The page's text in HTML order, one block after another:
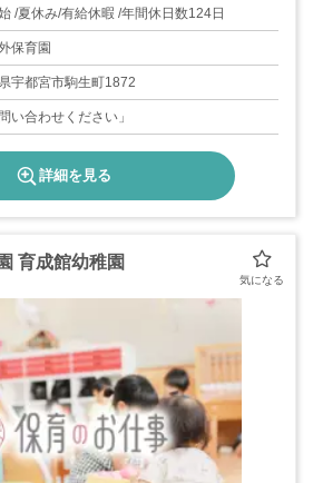
/夏休み/有給休暇 /年間休日数124日
保育園
宇都宮市駒生町1872
問い合わせください」
詳細を見る
育成館幼稚園